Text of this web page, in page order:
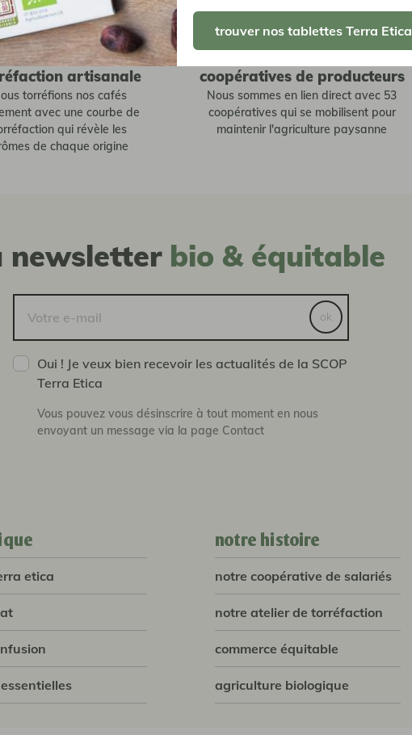
artisanale
torréfions nos cafés
avec une courbe de
qui révèle les
de chaque origine
coopératives de producteurs
Nous sommes en lien direct avec 53
coopératives qui se mobilisent pour
maintenir l'agriculture paysanne
newsletter bio & équitable
Oui ! Je veux bien recevoir les actualités de la SCOP
Terra Etica
Vous pouvez vous désinscrire à tout moment en nous
envoyant un message via la page Contact
ok
etica
essentielles
notre histoire
notre coopérative de salariés
notre atelier de torréfaction
commerce équitable
agriculture biologique
trouver nos tablettes Terra Etica